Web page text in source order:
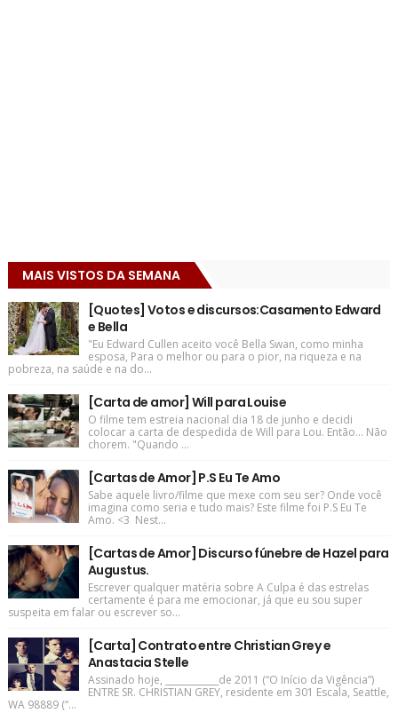
MAIS VISTOS DA SEMANA
[Quotes] Votos e discursos:Casamento Edward
e Bella
"Eu Edward Cullen aceito você Bella Swan, como minha
esposa, Para o melhor ou para o pior, na riqueza e na
pobreza, na saúde e na do...
[Carta de amor] Will para Louise
O filme tem estreia nacional dia 18 de junho e decidi
colocar a carta de despedida de Will para Lou. Então... Não
chorem. "Quando ...
[Cartas de Amor] P.S Eu Te Amo
Sabe aquele livro/filme que mexe com seu ser? Onde você
imagina como seria e tudo mais? Este filme foi P.S Eu Te
Amo. <3 Nest...
[Cartas de Amor] Discurso fúnebre de Hazel para
Augustus.
Escrever qualquer matéria sobre A Culpa é das estrelas
certamente é para me emocionar, já que eu sou super
suspeita em falar ou escrever so...
[Carta] Contrato entre Christian Grey e
Anastacia Stelle
Assinado hoje, ____________de 2011 (“O Início da Vigência”)
ENTRE SR. CHRISTIAN GREY, residente em 301 Escala, Seattle,
WA 98889 (“...